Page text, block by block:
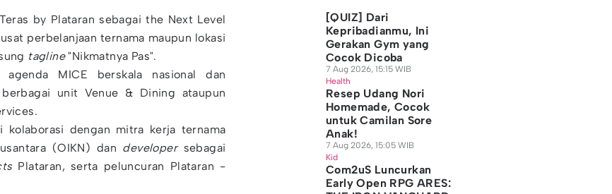
by Plataran sebagai the Next Level
perbelanjaan ternama maupun lokasi
tagline"Nikmatnya Pas".
agenda MICE berskala nasional dan
unit Venue & Dining ataupun
kolaborasi dengan mitra kerja ternama
(OIKN) dan developersebagai
Plataran, serta peluncuran Plataran -
[QUIZ] Dari
Kepribadianmu, Ini
Gerakan Gym yang
Cocok Dicoba
7 Aug 2026, 15:15 WIB
Health
Resep Udang Nori
Homemade, Cocok
untuk Camilan Sore
Anak!
7 Aug 2026, 15:05 WIB
Kid
Com2uS Luncurkan
Early Open RPG ARES: